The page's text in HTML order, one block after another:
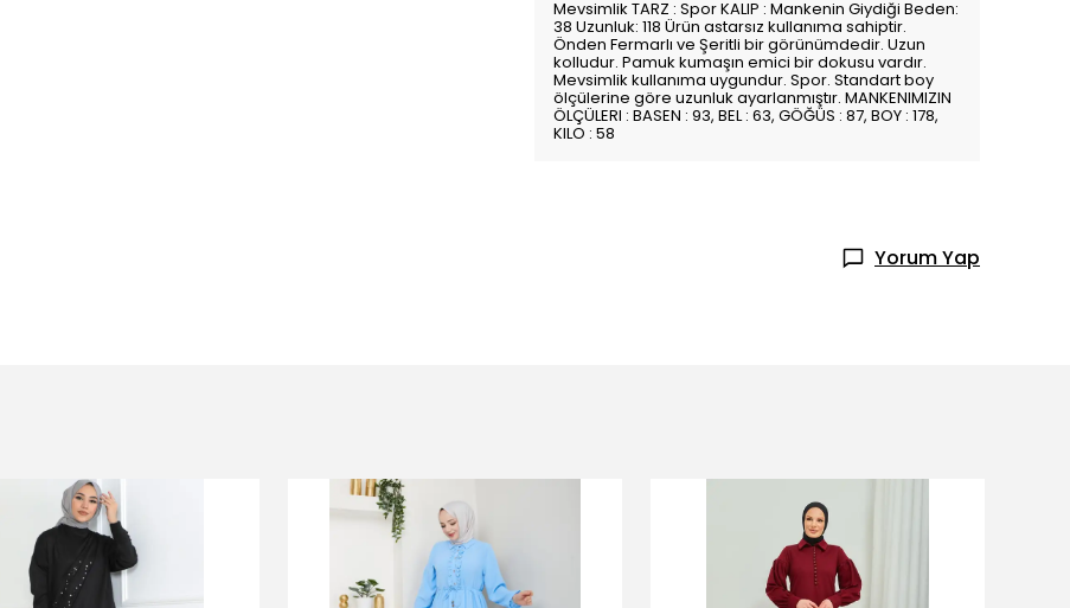
Mevsimlik TARZ : Spor KALIP : Mankenin Giydiği Beden:
38 Uzunluk: 118 Ürün astarsız kullanıma sahiptir.
Önden Fermarlı ve Şeritli bir görünümdedir. Uzun
kolludur. Pamuk kumaşın emici bir dokusu vardır.
Mevsimlik kullanıma uygundur. Spor. Standart boy
ölçülerine göre uzunluk ayarlanmıştır. MANKENIMIZIN
ÖLÇÜLERI : BASEN : 93, BEL : 63, GÖĞÜS : 87, BOY : 178,
KILO : 58
Yorum Yap